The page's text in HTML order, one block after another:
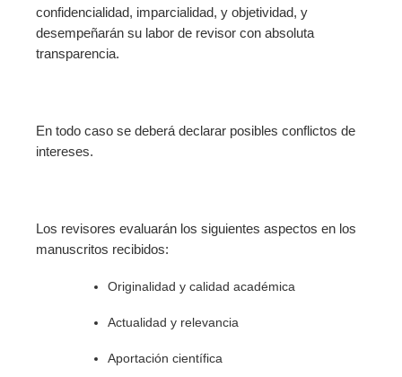
confidencialidad, imparcialidad, y objetividad, y
desempeñarán su labor de revisor con absoluta
transparencia.
En todo caso se deberá declarar posibles conflictos de
intereses.
Los revisores evaluarán los siguientes aspectos en los
manuscritos recibidos:
Originalidad y calidad académica
Actualidad y relevancia
Aportación científica